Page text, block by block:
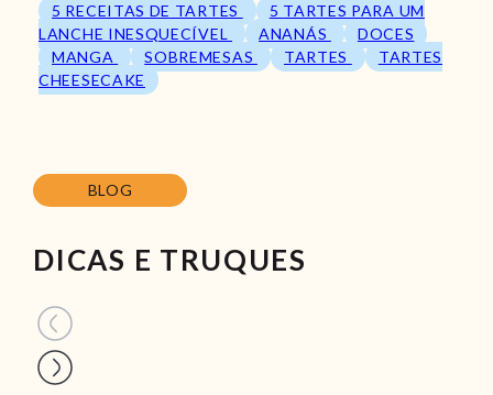
5 RECEITAS DE TARTES
5 TARTES PARA UM
LANCHE INESQUECÍVEL
ANANÁS
DOCES
MANGA
SOBREMESAS TARTES
TARTES
CHEESECAKE
BLOG
DICAS E TRUQUES